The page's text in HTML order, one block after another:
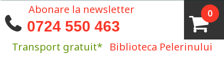
0
Abonare la newsletter
0724 550 463
Transport gratuit* Biblioteca Pelerinului